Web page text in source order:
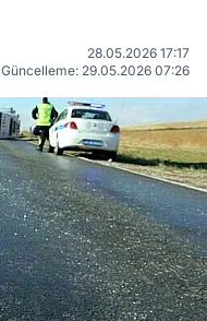
28.05.2026 17:17
Güncelleme: 29.05.2026 07:26